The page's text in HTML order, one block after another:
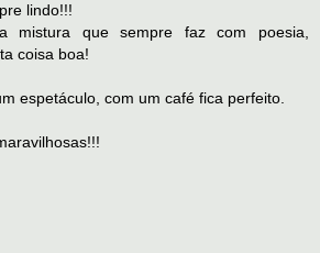
lindo!!!
mistura que sempre faz com poesia,
coisa boa!
espetáculo, com um café fica perfeito.